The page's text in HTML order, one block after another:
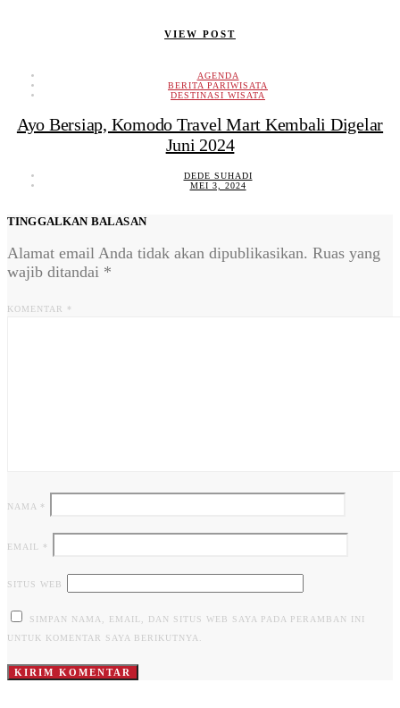
VIEW POST
AGENDA
BERITA PARIWISATA
DESTINASI WISATA
Ayo Bersiap, Komodo Travel Mart Kembali Digelar
Juni 2024
DEDE SUHADI
MEI 3, 2024
TINGGALKAN BALASAN
Alamat email Anda tidak akan dipublikasikan. Ruas yang
wajib ditandai *
KOMENTAR *
NAMA *
EMAIL *
SITUS WEB
SIMPAN NAMA, EMAIL, DAN SITUS WEB SAYA PADA PERAMBAN INI
UNTUK KOMENTAR SAYA BERIKUTNYA.